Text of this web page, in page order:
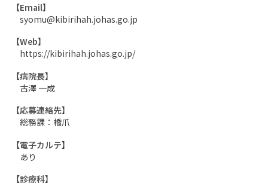
【Email】
syomu@kibirihah.johas.go.jp
【Web】
https://kibirihah.johas.go.jp/
【病院長】
古澤 一成
【応募連絡先】
総務課：橋爪
【電子カルテ】
あり
【診療科】